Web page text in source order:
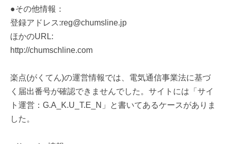
●その他情報：
登録アドレス:reg@chumsline.jp
ほかのURL:
http://chumschline.com
楽点(がくてん)の運営情報では、電気通信事業法に基づ
く届出番号が確認できませんでした。サイトには「サイ
ト運営：G.A_K.U_T.E_N」と書いてあるケースがありま
した。